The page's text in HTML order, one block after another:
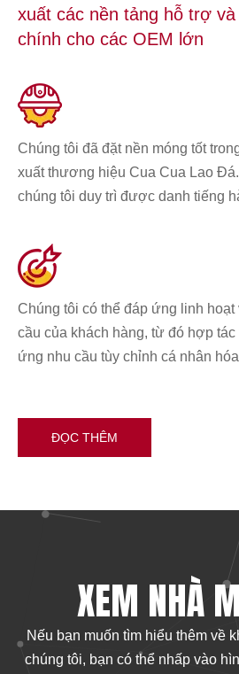
xuất các nền tảng hỗ trợ
chính cho các OEM lớn
Chúng tôi đã đặt nền móng tốt
xuất thương hiệu Cua Cua Lao
chúng tôi duy trì được danh tiếng
Chúng tôi có thể đáp ứng linh hoạt
cầu của khách hàng, từ đó hợp
ứng nhu cầu tùy chỉnh cá nhân
ĐỌC THÊM
XEM NHÀ
Nếu bạn muốn tìm hiểu thêm về
chúng tôi, bạn có thể nhấp vào